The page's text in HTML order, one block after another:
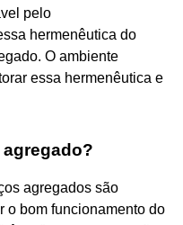
pelo
hermenêutica do
O ambiente
essa hermenêutica e
agregados são
o bom funcionamento do